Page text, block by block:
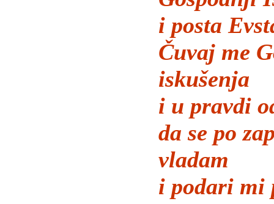
i posta
Čuvaj me
iskušenja
i u pravdi
da se po
vladam
i podari mi